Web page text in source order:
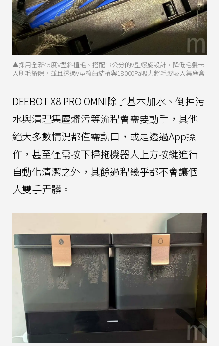
▲採用全新45度V型斜植毛、搭配18公分的V型螺旋設計，降低毛髮卡
入刷毛縫隙，並且透過V型梳齒結構與18000Pa吸力將毛髮吸入集塵盒
DEEBOT X8 PRO OMNI除了基本加水、倒掉污
水與清理集塵髒污等流程會需要動手，其他
絕大多數情況都僅需動口，或是透過App操
作，甚至僅需按下掃拖機器人上方按鍵進行
自動化清潔之外，其餘過程幾乎都不會讓個
人雙手弄髒。